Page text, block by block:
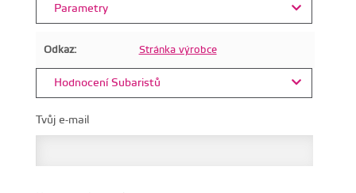
Parametry
Odkaz: Stránka výrobce
Hodnocení Subaristů
Tvůj e-mail